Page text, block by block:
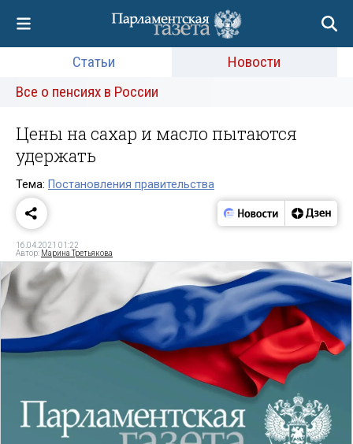
Статьи
Новости
Все о пенсиях в России
Цены на сахар и масло пытаются
удержать
Тема: Постановления правительства
16.04.2021 01:22
Автор: Марина Третьякова